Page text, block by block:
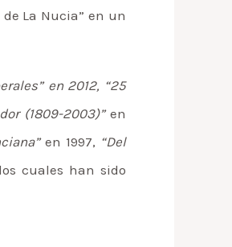
La Nucia” en un
en 2012, “25
(1809-2003)”en
en 1997, “Del
cuales han sido